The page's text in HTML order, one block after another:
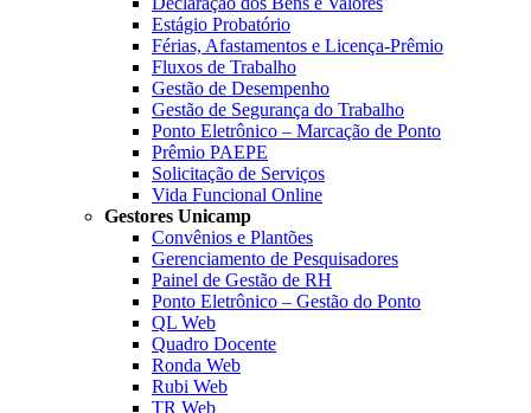
Estágio Probatório
Férias, Afastamentos e Licença-Prêmio
Fluxos de Trabalho
Gestão de Desempenho
Gestão de Segurança do Trabalho
Ponto Eletrônico – Marcação de Ponto
Prêmio PAEPE
Solicitação de Serviços
Vida Funcional Online
Gestores Unicamp
Convênios e Plantões
Gerenciamento de Pesquisadores
Painel de Gestão de RH
Ponto Eletrônico – Gestão do Ponto
QL Web
Quadro Docente
Ronda Web
Rubi Web
TR Web